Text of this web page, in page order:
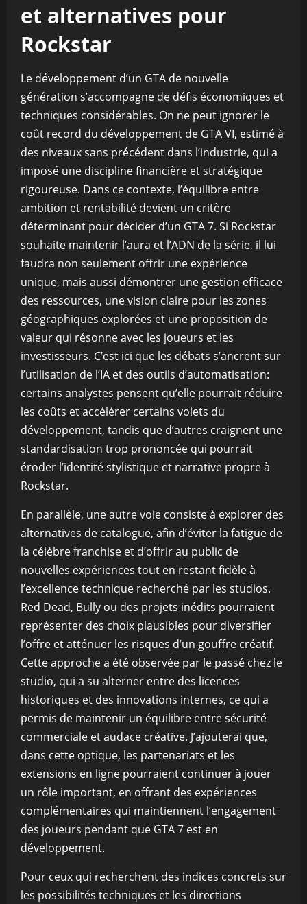
et alternatives pour
Rockstar
Le développement d’un GTA de nouvelle
génération s’accompagne de défis économiques et
techniques considérables. On ne peut ignorer le
coût record du développement de GTA VI, estimé à
des niveaux sans précédent dans l’industrie, qui a
imposé une discipline financière et stratégique
rigoureuse. Dans ce contexte, l’équilibre entre
ambition et rentabilité devient un critère
déterminant pour décider d’un GTA 7. Si Rockstar
souhaite maintenir l’aura et l’ADN de la série, il lui
faudra non seulement offrir une expérience
unique, mais aussi démontrer une gestion efficace
des ressources, une vision claire pour les zones
géographiques explorées et une proposition de
valeur qui résonne avec les joueurs et les
investisseurs. C’est ici que les débats s’ancrent sur
l’utilisation de l’IA et des outils d’automatisation:
certains analystes pensent qu’elle pourrait réduire
les coûts et accélérer certains volets du
développement, tandis que d’autres craignent une
standardisation trop prononcée qui pourrait
éroder l’identité stylistique et narrative propre à
Rockstar.
En parallèle, une autre voie consiste à explorer des
alternatives de catalogue, afin d’éviter la fatigue de
la célèbre franchise et d’offrir au public de
nouvelles expériences tout en restant fidèle à
l’excellence technique recherché par les studios.
Red Dead, Bully ou des projets inédits pourraient
représenter des choix plausibles pour diversifier
l’offre et atténuer les risques d’un gouffre créatif.
Cette approche a été observée par le passé chez le
studio, qui a su alterner entre des licences
historiques et des innovations internes, ce qui a
permis de maintenir un équilibre entre sécurité
commerciale et audace créative. J’ajouterai que,
dans cette optique, les partenariats et les
extensions en ligne pourraient continuer à jouer
un rôle important, en offrant des expériences
complémentaires qui maintiennent l’engagement
des joueurs pendant que GTA 7 est en
développement.
Pour ceux qui recherchent des indices concrets sur
les possibilités techniques et les directions